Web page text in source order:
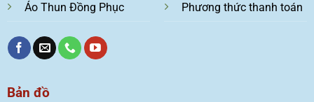
Áo Thun Đồng Phục Phương thức thanh toán
Bản đồ